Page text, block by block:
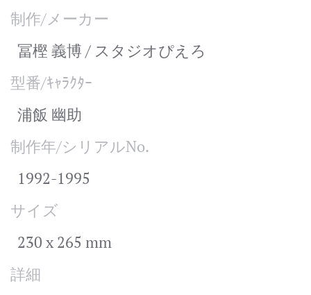
制作/メーカー
冨樫 義博 / スタジオぴえろ
型番/ｷｬﾗｸﾀｰ
浦飯 幽助
制作年/シリアルNo.
1992-1995
サイズ
230 x 265 mm
詳細